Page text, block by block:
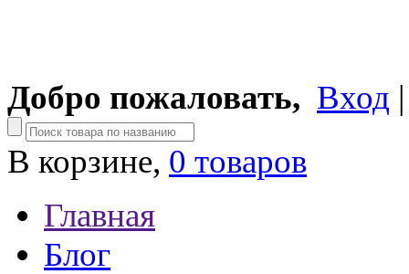
Добро пожаловать, Вход
В корзине, 0 товаров
Главная
Блог